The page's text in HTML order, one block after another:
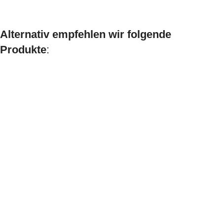
Alternativ empfehlen wir folgende
Produkte: